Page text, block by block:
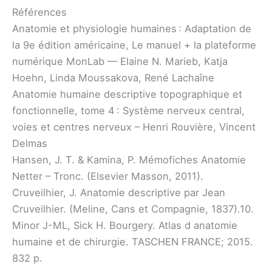
Références
Anatomie et physiologie humaines : Adaptation de
la 9e édition américaine, Le manuel + la plateforme
numérique MonLab — Elaine N. Marieb, Katja
Hoehn, Linda Moussakova, René Lachaîne​
Anatomie humaine descriptive topographique et
fonctionnelle, tome 4 : Système nerveux central,
voies et centres nerveux – Henri Rouvière, Vincent
Delmas​
Hansen, J. T. & Kamina, P. Mémofiches Anatomie
Netter – Tronc. (Elsevier Masson, 2011).​
Cruveilhier, J. Anatomie descriptive par Jean
Cruveilhier. (Meline, Cans et Compagnie, 1837).10.
Minor J-ML, Sick H. Bourgery. Atlas d anatomie
humaine et de chirurgie. TASCHEN FRANCE; 2015.
832 p.​